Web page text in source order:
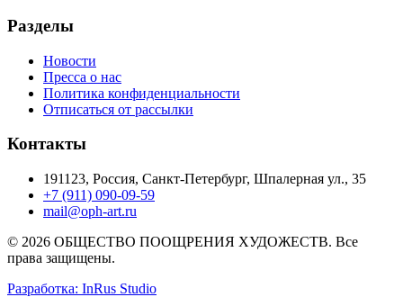
Разделы
Новости
Пресса о нас
Политика конфиденциальности
Отписаться от рассылки
Контакты
191123, Россия, Санкт-Петербург, Шпалерная ул., 35
+7 (911) 090-09-59
mail@oph-art.ru
© 2026 ОБЩЕСТВО ПООЩРЕНИЯ ХУДОЖЕСТВ. Все
права защищены.
Разработка: InRus Studio